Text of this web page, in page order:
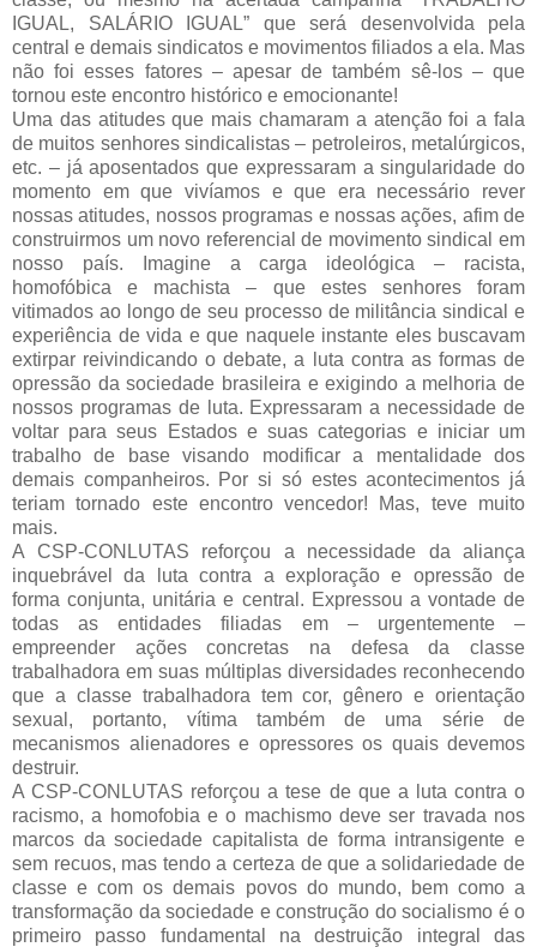
IGUAL, SALÁRIO IGUAL” que será desenvolvida pela
central e demais sindicatos e movimentos filiados a ela. Mas
não foi esses fatores – apesar de também sê-los – que
tornou este encontro histórico e emocionante!
Uma das atitudes que mais chamaram a atenção foi a fala
de muitos senhores sindicalistas – petroleiros, metalúrgicos,
etc. – já aposentados que expressaram a singularidade do
momento em que vivíamos e que era necessário rever
nossas atitudes, nossos programas e nossas ações, afim de
construirmos um novo referencial de movimento sindical em
nosso país. Imagine a carga ideológica – racista,
homofóbica e machista – que estes senhores foram
vitimados ao longo de seu processo de militância sindical e
experiência de vida e que naquele instante eles buscavam
extirpar reivindicando o debate, a luta contra as formas de
opressão da sociedade brasileira e exigindo a melhoria de
nossos programas de luta. Expressaram a necessidade de
voltar para seus Estados e suas categorias e iniciar um
trabalho de base visando modificar a mentalidade dos
demais companheiros. Por si só estes acontecimentos já
teriam tornado este encontro vencedor! Mas, teve muito
mais.
A CSP-CONLUTAS reforçou a necessidade da aliança
inquebrável da luta contra a exploração e opressão de
forma conjunta, unitária e central. Expressou a vontade de
todas as entidades filiadas em – urgentemente –
empreender ações concretas na defesa da classe
trabalhadora em suas múltiplas diversidades reconhecendo
que a classe trabalhadora tem cor, gênero e orientação
sexual, portanto, vítima também de uma série de
mecanismos alienadores e opressores os quais devemos
destruir.
A CSP-CONLUTAS reforçou a tese de que a luta contra o
racismo, a homofobia e o machismo deve ser travada nos
marcos da sociedade capitalista de forma intransigente e
sem recuos, mas tendo a certeza de que a solidariedade de
classe e com os demais povos do mundo, bem como a
transformação da sociedade e construção do socialismo é o
primeiro passo fundamental na destruição integral das